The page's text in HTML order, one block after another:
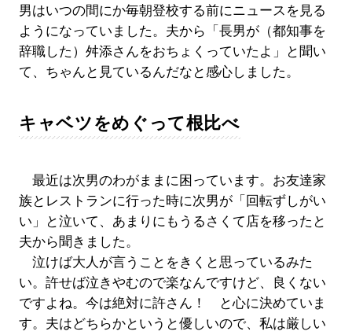
男はいつの間にか毎朝登校する前にニュースを見る
ようになっていました。夫から「長男が（都知事を
辞職した）舛添さんをおちょくっていたよ」と聞い
て、ちゃんと見ているんだなと感心しました。
キャベツをめぐって根比べ
最近は次男のわがままに困っています。お友達家
族とレストランに行った時に次男が「回転ずしがい
い」と泣いて、あまりにもうるさくて店を移ったと
夫から聞きました。
泣けば大人が言うことをきくと思っているみた
い。許せば泣きやむので楽なんですけど、良くない
ですよね。今は絶対に許さん！ と心に決めていま
す。夫はどちらかというと優しいので、私は厳しい